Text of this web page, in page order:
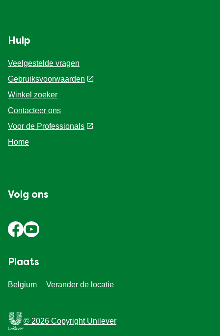
Hulp
Veelgestelde vragen
Gebruiksvoorwaarden
Winkel zoeker
Contacteer ons
Voor de Professionals
Home
Volg ons
Plaats
Belgium Verander de locatie
© 2026 Copyright Unilever